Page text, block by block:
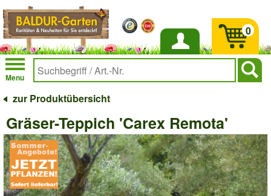
Anmelden
Menu
0
zur Produktübersicht
Gräser-Teppich 'Carex Remota'